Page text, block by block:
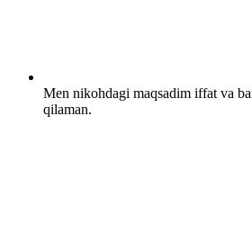
Men nikohdagi maqsadim iffat va
qilaman.